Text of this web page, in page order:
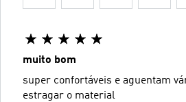
muito bom
super confortáveis e aguentam
estragar o material